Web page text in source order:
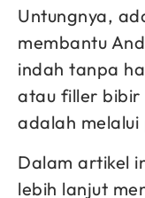
Untungnya,
membantu
indah tanpa
atau filler bibir
adalah melalui
Dalam artikel
lebih lanjut